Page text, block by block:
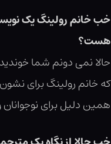
خب خانم رولینگ یک
هست؟
حالا نمی دونم شما
که خانم رولینگ برای
همین دلیل برای